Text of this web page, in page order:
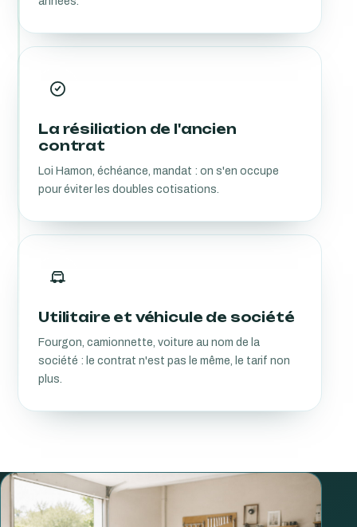
La résiliation de l'ancien
contrat
Loi Hamon, échéance, mandat : on s'en occupe
pour éviter les doubles cotisations.
Utilitaire et véhicule de société
Fourgon, camionnette, voiture au nom de la
société : le contrat n'est pas le même, le tarif non
plus.